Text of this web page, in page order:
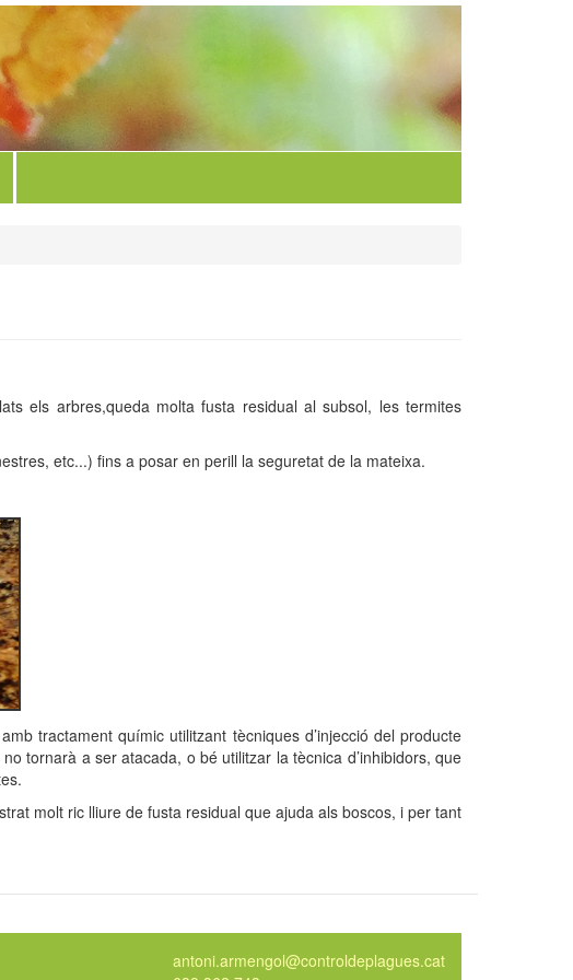
els arbres,queda molta fusta residual al subsol, les termites
etc...) fins a posar en perill la seguretat de la mateixa.
tractament químic utilitzant tècniques d’injecció del producte
tornarà a ser atacada, o bé utilitzar la tècnica d’inhibidors, que
molt ric lliure de fusta residual que ajuda als boscos, i per tant
antoni.armengol@controldeplagues.cat